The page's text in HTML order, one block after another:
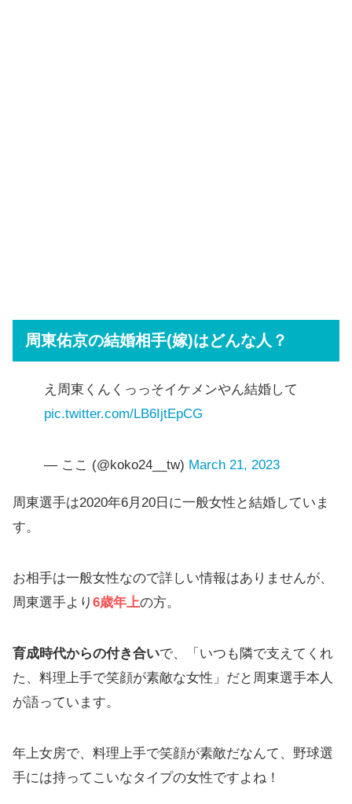
周東佑京の結婚相手(嫁)はどんな人？
え周東くんくっっそイケメンやん結婚して
pic.twitter.com/LB6IjtEpCG
— ここ (@koko24__tw) March 21, 2023
周東選手は2020年6月20日に一般女性と結婚していま
す。
お相手は一般女性なので詳しい情報はありませんが、
周東選手より 6歳年上の方。
育成時代からの付き合いで、「いつも隣で支えてくれ
た、料理上手で笑顔が素敵な女性」だと周東選手本人
が語っています。
年上女房で、料理上手で笑顔が素敵だなんて、野球選
手には持ってこいなタイプの女性ですよね！